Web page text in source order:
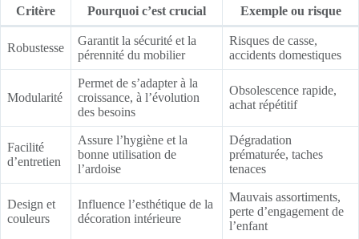
Critère Pourquoi c’est crucial Exemple ou risque
Robustesse
Garantit la sécurité et la
pérennité du mobilier
Risques de casse,
accidents domestiques
Modularité
Permet de s’adapter à la
croissance, à l’évolution
des besoins
Obsolescence rapide,
achat répétitif
Facilité
d’entretien
Assure l’hygiène et la
bonne utilisation de
l’ardoise
Dégradation
prématurée, taches
tenaces
Design et
couleurs
Influence l’esthétique de la
décoration intérieure
Mauvais assortiments,
perte d’engagement de
l’enfant